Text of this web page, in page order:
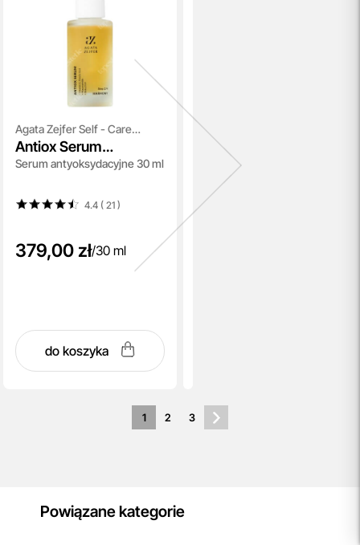
Agata Zejfer Self - Care
Concept
Antiox Serum
HARMONY
Serum antyoksydacyjne 30 ml
4.4 ( 21)
379,00 zł/30 ml
do koszyka
1 2 3
Powiązane kategorie